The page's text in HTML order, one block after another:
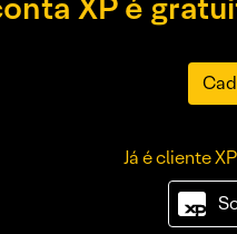
XP é
Já é cliente